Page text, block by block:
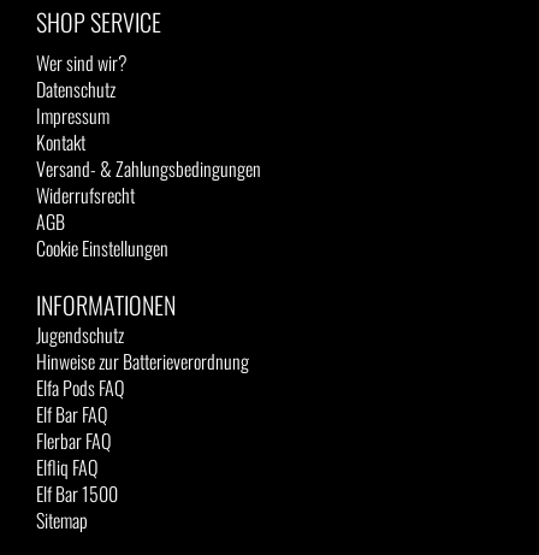
SHOP SERVICE
Wer sind wir?
Datenschutz
Impressum
Kontakt
Versand- & Zahlungsbedingungen
Widerrufsrecht
AGB
Cookie Einstellungen
INFORMATIONEN
Jugendschutz
Hinweise zur Batterieverordnung
Elfa Pods FAQ
Elf Bar FAQ
Flerbar FAQ
Elfliq FAQ
Elf Bar 1500
Sitemap